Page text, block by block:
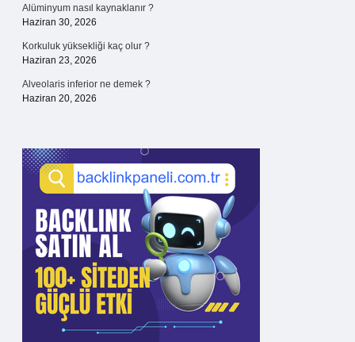
Alüminyum nasıl kaynaklanır ?
Haziran 30, 2026
Korkuluk yüksekliği kaç olur ?
Haziran 23, 2026
Alveolaris inferior ne demek ?
Haziran 20, 2026